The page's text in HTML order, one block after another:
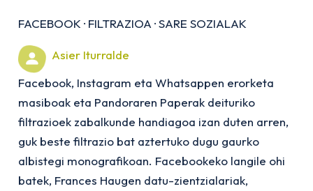
FACEBOOK · FILTRAZIOA ·SARE SOZIALAK
Asier Iturralde
Facebook, Instagram eta Whatsappen erorketa
masiboak eta Pandoraren Paperak deituriko
filtrazioek zabalkunde handiagoa izan duten arren,
guk beste filtrazio bat aztertuko dugu gaurko
albistegi monografikoan. Facebookeko langile ohi
batek, Frances Haugen datu-zientzialariak,